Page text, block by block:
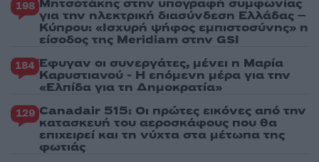
198 Μητσοτάκης στην υπογραφή συμφωνίας
για την ηλεκτρική διασύνδεση Ελλάδας –
Κύπρου: «Ισχυρή ψήφος εμπιστοσύνης» η
είσοδος της Meridiam στην GSI
184 Έφυγαν οι συνεργάτες, μένει η Μαρία
Καρυστιανού - Η επόμενη μέρα για την
«Ελπίδα για τη Δημοκρατία»
129 Canadair 515: Οι πρώτες εικόνες από την
κατασκευή του αεροσκάφους που θα
επιχειρεί και τη νύχτα στα μέτωπα της
φωτιάς